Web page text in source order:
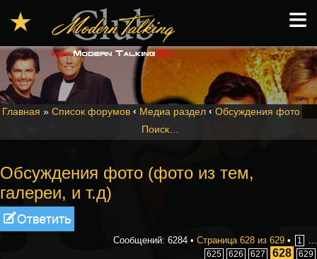
Главная » Список форумов ‹ Медиа раздел ‹ Обсуждения фото
Поиск…
Обсуждения фото (фото из тем,
галереи, и т.д)
Ответить
Сообщений: 6284 • Страница 628 из 629 • 1
625 626 627 628 629
★ ≡